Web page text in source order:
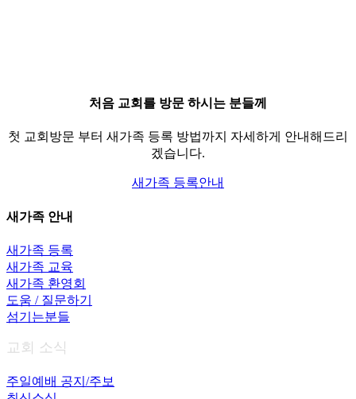
처음 교회를 방문 하시는 분들께
첫 교회방문 부터 새가족 등록 방법까지 자세하게 안내해드리
겠습니다.
새가족 등록안내
새가족 안내
새가족 등록
새가족 교육
새가족 환영회
도움 / 질문하기
섬기는분들
교회 소식
주일예배 공지/주보